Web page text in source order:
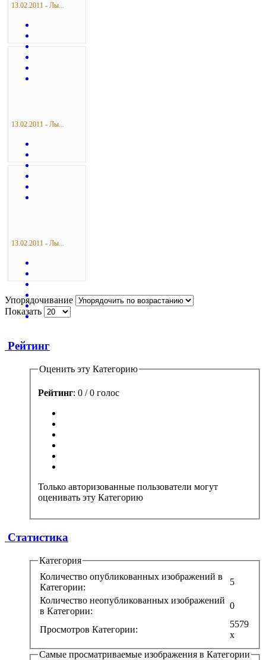
13.02.2011 - Лы...
13.02.2011 - Лы...
13.02.2011 - Лы...
Упорядочивание
Показать
Рейтинг
Оценить эту Категорию
Рейтинг: 0 / 0 голос
Только авторизованные пользователи могут
оценивать эту Категорию
Статистика
Категория
Количество опубликованных изображений в
Категории:
5
Количество неопубликованных изображений
в Категории:
0
Просмотров Категории:
5579
x
Самые просматриваемые изображения в Категории